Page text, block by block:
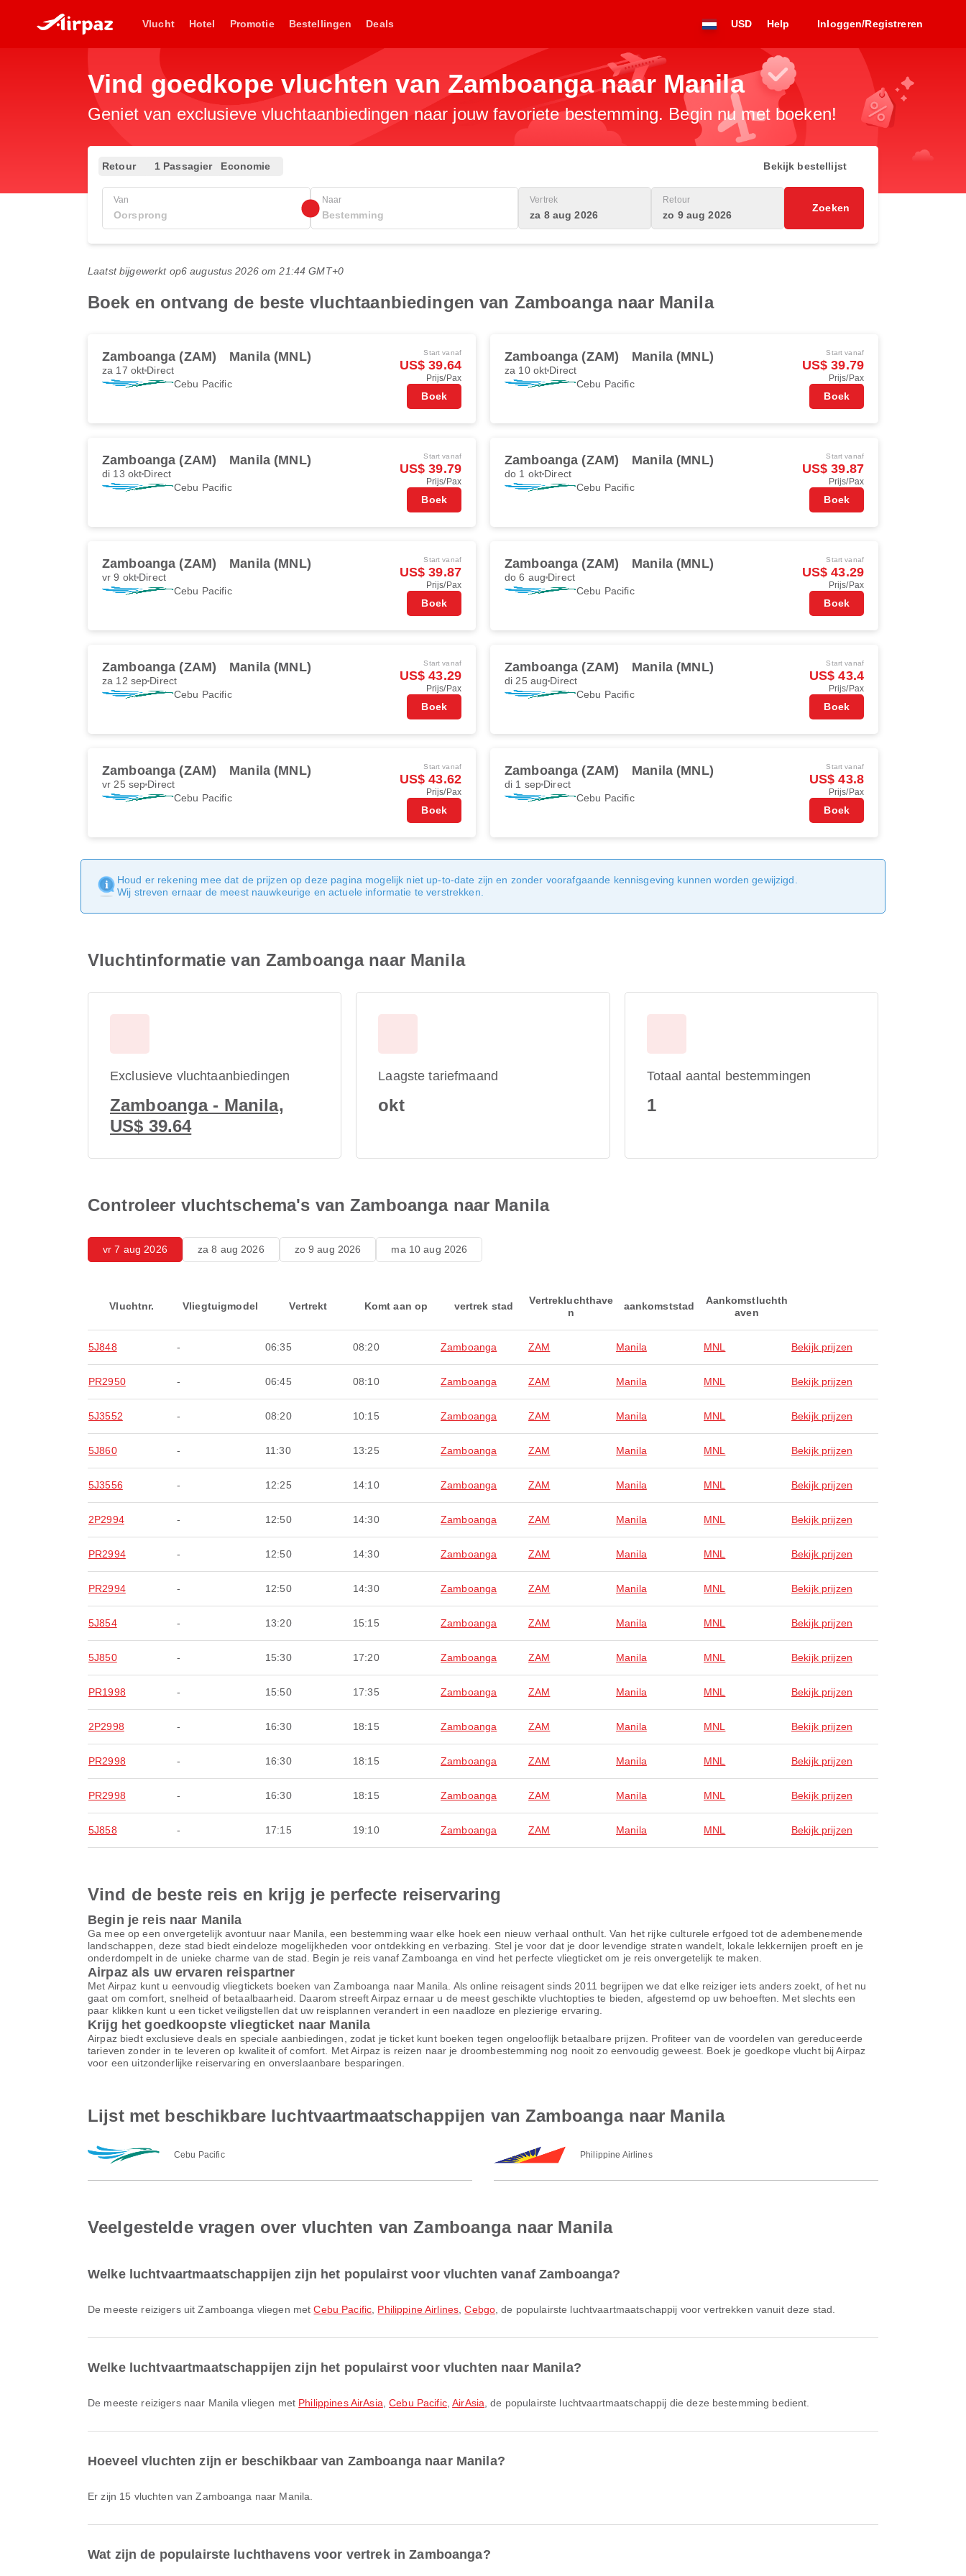
Vlucht Hotel Promotie Bestellingen Deals USD Help Inloggen/Registreren
Vind goedkope vluchten van Zamboanga naar Manila
Geniet van exclusieve vluchtaanbiedingen naar jouw favoriete bestemming. Begin nu met boeken!
Retour 1 Passagier Economie Bekijk bestellijst
Van Naar Vertrek
za 8 aug 2026
Retour
zo 9 aug 2026
Zoeken
Laatst bijgewerkt op6 augustus 2026 om 21:44 GMT+0
Boek en ontvang de beste vluchtaanbiedingen van Zamboanga naar Manila
Zamboanga (ZAM) Manila (MNL)
za 17 okt Direct
Cebu Pacific
Start vanaf
US$ 39.64
Prijs/Pax
Boek
Zamboanga (ZAM) Manila (MNL)
za 10 okt Direct
Cebu Pacific
Start vanaf
US$ 39.79
Prijs/Pax
Boek
Zamboanga (ZAM) Manila (MNL)
di 13 okt Direct
Cebu Pacific
Start vanaf
US$ 39.79
Prijs/Pax
Boek
Zamboanga (ZAM) Manila (MNL)
do 1 okt Direct
Cebu Pacific
Start vanaf
US$ 39.87
Prijs/Pax
Boek
Zamboanga (ZAM) Manila (MNL)
vr 9 okt Direct
Cebu Pacific
Start vanaf
US$ 39.87
Prijs/Pax
Boek
Zamboanga (ZAM) Manila (MNL)
do 6 aug Direct
Cebu Pacific
Start vanaf
US$ 43.29
Prijs/Pax
Boek
Zamboanga (ZAM) Manila (MNL)
za 12 sep Direct
Cebu Pacific
Start vanaf
US$ 43.29
Prijs/Pax
Boek
Zamboanga (ZAM) Manila (MNL)
di 25 aug Direct
Cebu Pacific
Start vanaf
US$ 43.4
Prijs/Pax
Boek
Zamboanga (ZAM) Manila (MNL)
vr 25 sep Direct
Cebu Pacific
Start vanaf
US$ 43.62
Prijs/Pax
Boek
Zamboanga (ZAM) Manila (MNL)
di 1 sep Direct
Cebu Pacific
Start vanaf
US$ 43.8
Prijs/Pax
Boek
Houd er rekening mee dat de prijzen op deze pagina mogelijk niet up-to-date zijn en zonder voorafgaande kennisgeving kunnen worden gewijzigd.
Wij streven ernaar de meest nauwkeurige en actuele informatie te verstrekken.
Vluchtinformatie van Zamboanga naar Manila
Exclusieve vluchtaanbiedingen
Zamboanga - Manila,
US$ 39.64
Laagste tariefmaand
okt
Totaal aantal bestemmingen
1
Controleer vluchtschema's van Zamboanga naar Manila
vr 7 aug 2026 za 8 aug 2026 zo 9 aug 2026 ma 10 aug 2026
Vluchtnr. Vliegtuigmodel Vertrekt Komt aan op vertrek stad
Vertrekluchthave
n
aankomststad
Aankomstluchth
aven
5J848 - 06:35 08:20 Zamboanga ZAM Manila MNL Bekijk prijzen
PR2950 - 06:45 08:10 Zamboanga ZAM Manila MNL Bekijk prijzen
5J3552 - 08:20 10:15 Zamboanga ZAM Manila MNL Bekijk prijzen
5J860 - 11:30 13:25 Zamboanga ZAM Manila MNL Bekijk prijzen
5J3556 - 12:25 14:10 Zamboanga ZAM Manila MNL Bekijk prijzen
2P2994 - 12:50 14:30 Zamboanga ZAM Manila MNL Bekijk prijzen
PR2994 - 12:50 14:30 Zamboanga ZAM Manila MNL Bekijk prijzen
PR2994 - 12:50 14:30 Zamboanga ZAM Manila MNL Bekijk prijzen
5J854 - 13:20 15:15 Zamboanga ZAM Manila MNL Bekijk prijzen
5J850 - 15:30 17:20 Zamboanga ZAM Manila MNL Bekijk prijzen
PR1998 - 15:50 17:35 Zamboanga ZAM Manila MNL Bekijk prijzen
2P2998 - 16:30 18:15 Zamboanga ZAM Manila MNL Bekijk prijzen
PR2998 - 16:30 18:15 Zamboanga ZAM Manila MNL Bekijk prijzen
PR2998 - 16:30 18:15 Zamboanga ZAM Manila MNL Bekijk prijzen
5J858 - 17:15 19:10 Zamboanga ZAM Manila MNL Bekijk prijzen
Vind de beste reis en krijg je perfecte reiservaring
Begin je reis naar Manila
Ga mee op een onvergetelijk avontuur naar Manila, een bestemming waar elke hoek een nieuw verhaal onthult. Van het rijke culturele erfgoed tot de adembenemende
landschappen, deze stad biedt eindeloze mogelijkheden voor ontdekking en verbazing. Stel je voor dat je door levendige straten wandelt, lokale lekkernijen proeft en je
onderdompelt in de unieke charme van de stad. Begin je reis vanaf Zamboanga en vind het perfecte vliegticket om je reis onvergetelijk te maken.
Airpaz als uw ervaren reispartner
Met Airpaz kunt u eenvoudig vliegtickets boeken van Zamboanga naar Manila. Als online reisagent sinds 2011 begrijpen we dat elke reiziger iets anders zoekt, of het nu
gaat om comfort, snelheid of betaalbaarheid. Daarom streeft Airpaz ernaar u de meest geschikte vluchtopties te bieden, afgestemd op uw behoeften. Met slechts een
paar klikken kunt u een ticket veiligstellen dat uw reisplannen verandert in een naadloze en plezierige ervaring.
Krijg het goedkoopste vliegticket naar Manila
Airpaz biedt exclusieve deals en speciale aanbiedingen, zodat je ticket kunt boeken tegen ongelooflijk betaalbare prijzen. Profiteer van de voordelen van gereduceerde
tarieven zonder in te leveren op kwaliteit of comfort. Met Airpaz is reizen naar je droombestemming nog nooit zo eenvoudig geweest. Boek je goedkope vlucht bij Airpaz
voor een uitzonderlijke reiservaring en onverslaanbare besparingen.
Lijst met beschikbare luchtvaartmaatschappijen van Zamboanga naar Manila
Cebu Pacific Philippine Airlines
Veelgestelde vragen over vluchten van Zamboanga naar Manila
Welke luchtvaartmaatschappijen zijn het populairst voor vluchten vanaf Zamboanga?
De meeste reizigers uit Zamboanga vliegen metCebu Pacific Philippine Airlines ,Cebgo , de populairste luchtvaartmaatschappij voor vertrekken vanuit deze stad.
Welke luchtvaartmaatschappijen zijn het populairst voor vluchten naar Manila?
De meeste reizigers naar Manila vliegen met Philippines AirAsia ,Cebu Pacific,AirAsia , de populairste luchtvaartmaatschappij die deze bestemming bedient.
Hoeveel vluchten zijn er beschikbaar van Zamboanga naar Manila?
Er zijn 15 vluchten van Zamboanga naar Manila.
Wat zijn de populairste luchthavens voor vertrek in Zamboanga?